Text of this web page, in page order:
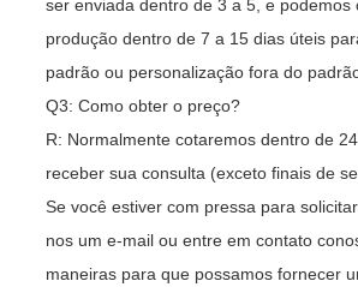
ser enviada dentro de 3 a 5, e podemos
produção dentro de 7 a 15 dias úteis
padrão ou personalização fora do
Q3: Como obter o preço?
R: Normalmente cotaremos dentro de
receber sua consulta (exceto finais de
Se você estiver com pressa para
nos um e-mail ou entre em contato
maneiras para que possamos fornecer